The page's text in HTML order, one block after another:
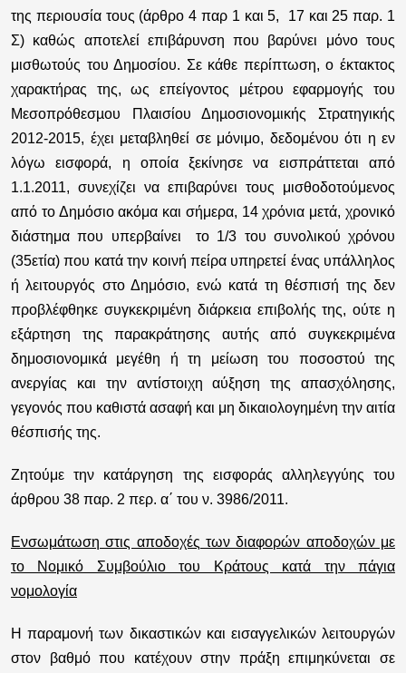
της περιουσία τους (άρθρο 4 παρ 1 και 5, 17 και 25 παρ. 1
Σ) καθώς αποτελεί επιβάρυνση που βαρύνει μόνο τους
μισθωτούς του Δημοσίου. Σε κάθε περίπτωση, ο έκτακτος
χαρακτήρας της, ως επείγοντος μέτρου εφαρμογής του
Μεσοπρόθεσµου Πλαισίου Δηµοσιονοµικής Στρατηγικής
2012-2015, έχει μεταβληθεί σε μόνιμο, δεδομένου ότι η εν
λόγω εισφορά, η οποία ξεκίνησε να εισπράττεται από
1.1.2011, συνεχίζει να επιβαρύνει τους μισθοδοτούμενος
από το Δημόσιο ακόμα και σήμερα, 14 χρόνια μετά, χρονικό
διάστημα που υπερβαίνει το 1/3 του συνολικού χρόνου
(35ετία) που κατά την κοινή πείρα υπηρετεί ένας υπάλληλος
ή λειτουργός στο Δημόσιο, ενώ κατά τη θέσπισή της δεν
προβλέφθηκε συγκεκριμένη διάρκεια επιβολής της, ούτε η
εξάρτηση της παρακράτησης αυτής από συγκεκριμένα
δημοσιονομικά μεγέθη ή τη μείωση του ποσοστού της
ανεργίας και την αντίστοιχη αύξηση της απασχόλησης,
γεγονός που καθιστά ασαφή και μη δικαιολογημένη την αιτία
θέσπισής της.
Ζητούμε την κατάργηση της εισφοράς αλληλεγγύης του
άρθρου 38 παρ. 2 περ. α΄ του ν. 3986/2011.
Ενσωμάτωση στις αποδοχές των διαφορών αποδοχών με
το Νομικό Συμβούλιο του Κράτους κατά την πάγια
νομολογία
Η παραμονή των δικαστικών και εισαγγελικών λειτουργών
στον βαθμό που κατέχουν στην πράξη επιμηκύνεται σε